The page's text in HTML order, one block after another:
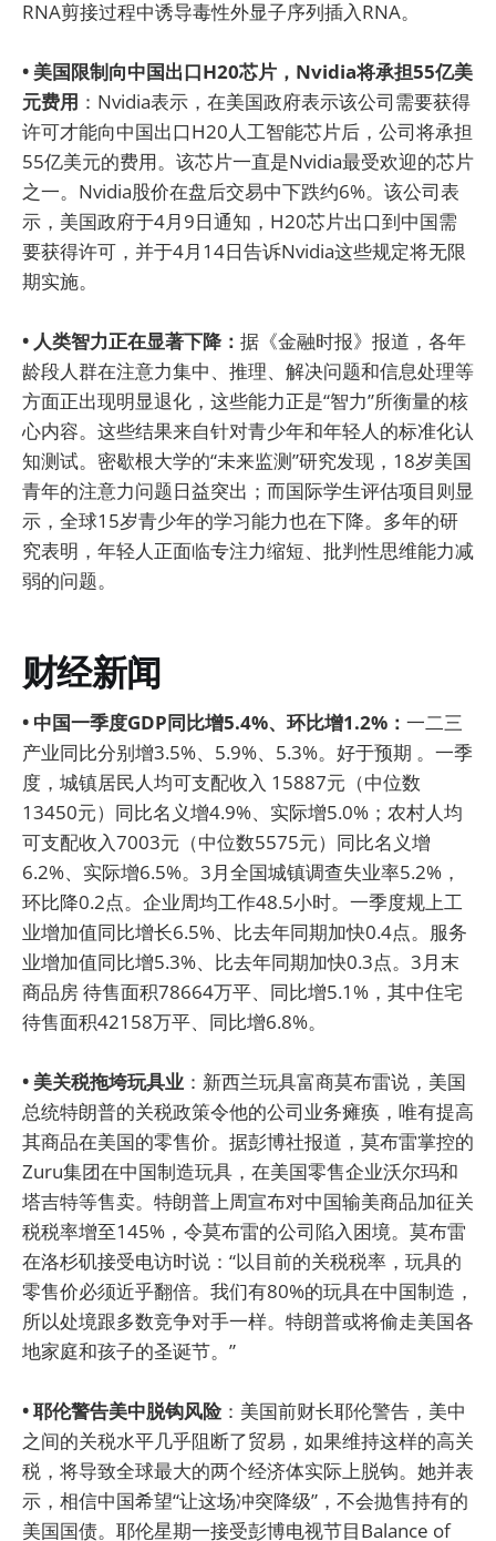
RNA剪接过程中诱导毒性外显子序列插入RNA。
• 美国限制向中国出口H20芯片，Nvidia将承担55亿美
元费用 ：Nvidia表示，在美国政府表示该公司需要获得
许可才能向中国出口H20人工智能芯片后，公司将承担
55亿美元的费用。该芯片一直是Nvidia最受欢迎的芯片
之一。Nvidia股价在盘后交易中下跌约6%。该公司表
示，美国政府于4月9日通知，H20芯片出口到中国需
要获得许可，并于4月14日告诉Nvidia这些规定将无限
期实施。
• 人类智力正在显著下降： 据《金融时报》报道，各年
龄段人群在注意力集中、推理、解决问题和信息处理等
方面正出现明显退化，这些能力正是“智力”所衡量的核
心内容。这些结果来自针对青少年和年轻人的标准化认
知测试。密歇根大学的“未来监测”研究发现，18岁美国
青年的注意力问题日益突出；而国际学生评估项目则显
示，全球15岁青少年的学习能力也在下降。多年的研
究表明，年轻人正面临专注力缩短、批判性思维能力减
弱的问题。
财经新闻
• 中国一季度GDP同比增5.4%、环比增1.2%： 一二三
产业同比分别增3.5%、5.9%、5.3%。好于预期 。一季
度，城镇居民人均可支配收入 15887元（中位数
13450元）同比名义增4.9%、实际增5.0%；农村人均
可支配收入7003元（中位数5575元）同比名义增
6.2%、实际增6.5%。3月全国城镇调查失业率5.2%，
环比降0.2点。企业周均工作48.5小时。一季度规上工
业增加值同比增长6.5%、比去年同期加快0.4点。服务
业增加值同比增5.3%、比去年同期加快0.3点。3月末
商品房 待售面积78664万平、同比增5.1%，其中住宅
待售面积42158万平、同比增6.8%。
• 美关税拖垮玩具业 ：新西兰玩具富商莫布雷说，美国
总统特朗普的关税政策令他的公司业务瘫痪，唯有提高
其商品在美国的零售价。据彭博社报道，莫布雷掌控的
Zuru集团在中国制造玩具，在美国零售企业沃尔玛和
塔吉特等售卖。特朗普上周宣布对中国输美商品加征关
税税率增至145%，令莫布雷的公司陷入困境。莫布雷
在洛杉矶接受电访时说：“以目前的关税税率，玩具的
零售价必须近乎翻倍。我们有80%的玩具在中国制造，
所以处境跟多数竞争对手一样。特朗普或将偷走美国各
地家庭和孩子的圣诞节。”
• 耶伦警告美中脱钩风险：美国前财长耶伦警告，美中
之间的关税水平几乎阻断了贸易，如果维持这样的高关
税，将导致全球最大的两个经济体实际上脱钩。她并表
示，相信中国希望“让这场冲突降级”，不会抛售持有的
美国国债。耶伦星期一接受彭博电视节目Balance of